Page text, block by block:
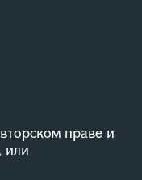
праве и
или